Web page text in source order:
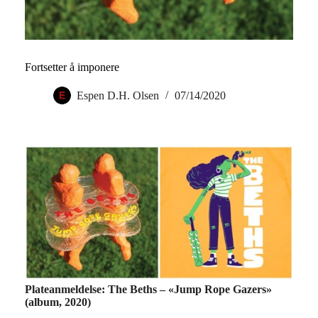
Fortsetter å imponere
Espen D.H. Olsen 07/14/2020
Plateanmeldelse: The Beths – «Jump Rope Gazers»
(album, 2020)